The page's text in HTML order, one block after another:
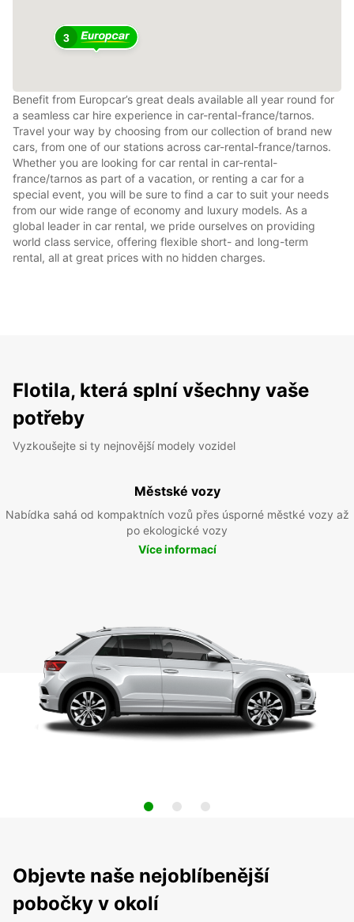
3
Benefit from Europcar’s great deals available all year round for
a seamless car hire experience in car-rental-france/tarnos.
Travel your way by choosing from our collection of brand new
cars, from one of our stations across car-rental-france/tarnos.
Whether you are looking for car rental in car-rental-
france/tarnos as part of a vacation, or renting a car for a
special event, you will be sure to find a car to suit your needs
from our wide range of economy and luxury models. As a
global leader in car rental, we pride ourselves on providing
world class service, offering flexible short- and long-term
rental, all at great prices with no hidden charges.
Flotila, která splní všechny vaše
potřeby
Vyzkoušejte si ty nejnovější modely vozidel
Městské vozy
Nabídka sahá od kompaktních vozů přes úsporné městké vozy až
po ekologické vozy
Více informací
Objevte naše nejoblíbenější
pobočky v okolí